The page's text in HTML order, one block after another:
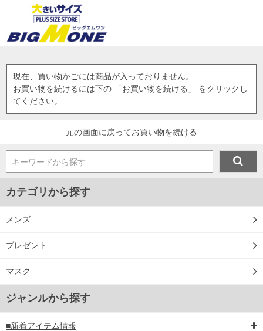
現在、買い物かごには商品が入っておりません。
お買い物を続けるには下の 「お買い物を続ける」 をクリックし
てください。
元の画面に戻ってお買い物を続ける
キーワードから探す
カテゴリから探す
メンズ
プレゼント
マスク
ジャンルから探す
■新着アイテム情報